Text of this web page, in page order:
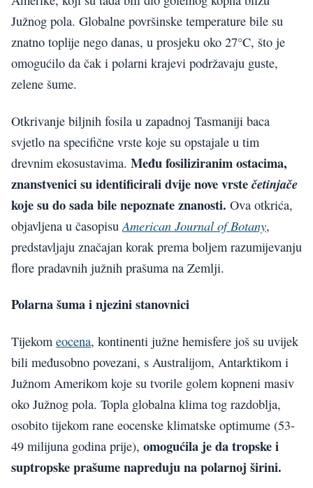
Južnog pola. Globalne površinske temperature bile su
znatno toplije nego danas, u prosjeku oko 27°C, što je
omogućilo da čak i polarni krajevi podržavaju guste,
zelene šume.
Otkrivanje biljnih fosila u zapadnoj Tasmaniji baca
svjetlo na specifične vrste koje su opstajale u tim
drevnim ekosustavima. Među fosiliziranim ostacima,
znanstvenici su identificirali dvije nove vrstečetinjače
koje su do sada bile nepoznate znanosti. Ova otkrića,
objavljena u časopisu American Journal of Botany,
predstavljaju značajan korak prema boljem razumijevanju
flore pradavnih južnih prašuma na Zemlji.
Polarna šuma i njezini stanovnici
Tijekom eocena, kontinenti južne hemisfere još su uvijek
bili međusobno povezani, s Australijom, Antarktikom i
Južnom Amerikom koje su tvorile golem kopneni masiv
oko Južnog pola. Topla globalna klima tog razdoblja,
osobito tijekom rane eocenske klimatske optimume (53-
49 milijuna godina prije), omogućila je da tropske i
suptropske prašume napreduju na polarnoj širini.